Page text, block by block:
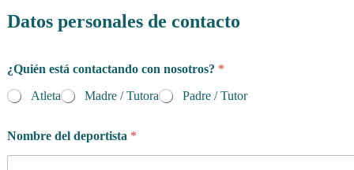
Datos personales de contacto
¿Quién está contactando con nosotros? *
Atleta
Madre / Tutora Padre / Tutor
Nombre del deportista *